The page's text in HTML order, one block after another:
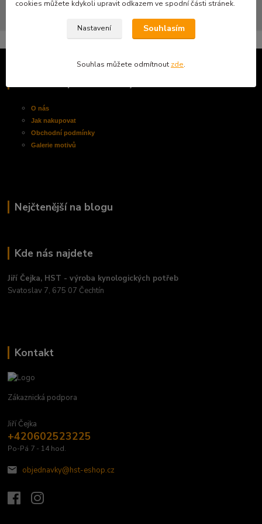
O nás
Jak nakupovat
Obchodnípodmínky
Galerie motivů
Nejčtenější na blogu
Kde nás najdete
Jiří Čejka, HST - výroba kynologických potřeb
Svatoslav 7, 675 07 Čechtín
Kontakt
Zákaznická podpora
Jiří Čejka
+420602523225
Po-Pá 7 - 14 hod.
objednavky@hst-eshop.cz
cookies můžete kdykoli upravit odkazem ve spodní části stránek.
Nastavení Souhlasím
Souhlas můžete odmítnout zde.